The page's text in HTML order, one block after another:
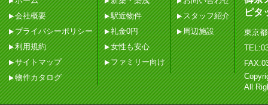
会社概要
プライバシーポリシー
利用規約
サイトマップ
物件カタログ
駅近物件
礼金0円
女性も安心
ファミリー向け
スタッフ紹介
周辺施設
ピタ
東京
All